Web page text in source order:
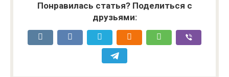
Понравилась статья? Поделиться с
друзьями: